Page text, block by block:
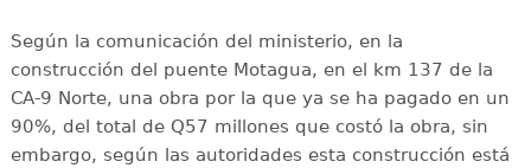
Según la comunicación del ministerio, en la
construcción del puente Motagua, en el km 137 de la
CA-9 Norte, una obra por la que ya se ha pagado en un
90%, del total de Q57 millones que costó la obra, sin
embargo, según las autoridades esta construcción está